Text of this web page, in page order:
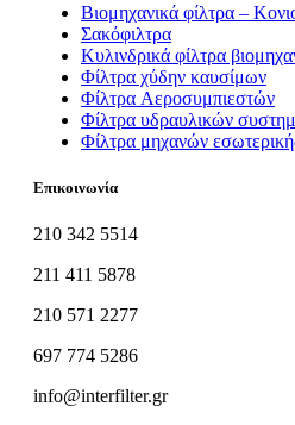
Βιομηχανικά φίλτρα –
Σακόφιλτρα
Κυλινδρικά φίλτρα
Φίλτρα χύδην καυσίμων
Φίλτρα Aεροσυμπιεστών
Φίλτρα υδραυλικών
Φίλτρα μηχανών
Επικοινωνία
210 342 5514
211 411 5878
210 571 2277
697 774 5286
info@interfilter.gr